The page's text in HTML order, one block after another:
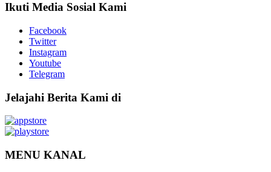
Ikuti Media Sosial Kami
Facebook
Twitter
Instagram
Youtube
Telegram
Jelajahi Berita Kami di
MENU KANAL